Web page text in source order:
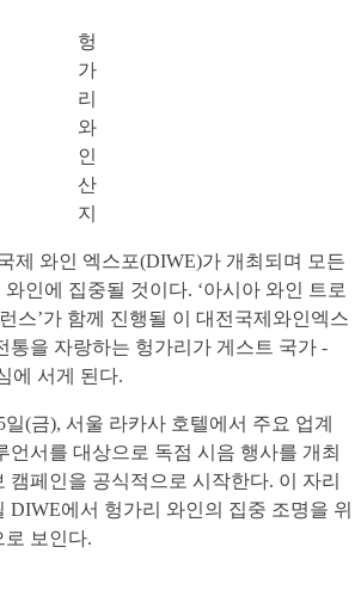
헝
가
리
와
인
산
지
제 와인 엑스포(DIWE)가 개최되며 모든
인에 집중될 것이다. ‘아시아 와인 트로
스’가 함께 진행될 이 대전국제와인엑스
통을 자랑하는 헝가리가 게스트 국가 -
에 서게 된다.
(금), 서울 라카사 호텔에서 주요 업계
언서를 대상으로 독점 시음 행사를 개최
캠페인을 공식적으로 시작한다. 이 자리
DIWE에서 헝가리 와인의 집중 조명을 위
로 보인다.